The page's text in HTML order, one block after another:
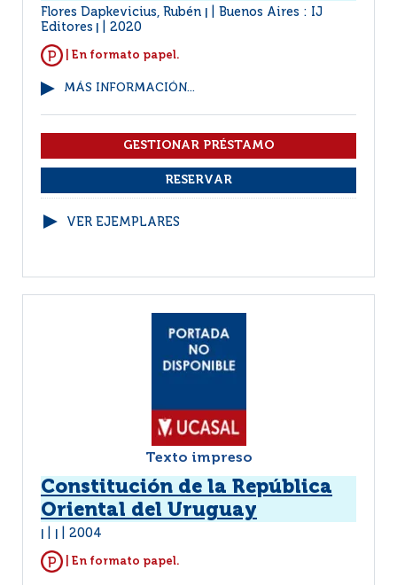
Flores Dapkevicius, Rubén
Buenos Aires : IJ
Editores
2020
| En formato papel.
MÁS INFORMACIÓN...
VER EJEMPLARES
Texto impreso
Constitución de la República
Oriental del Uruguay
2004
| En formato papel.